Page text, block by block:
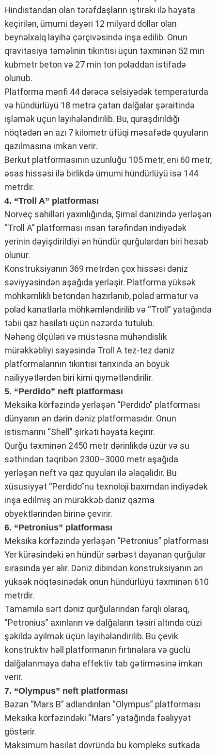
Hindistandan olan tərəfdaşların iştirakı ilə həyata
keçirilən, ümumi dəyəri 12 milyard dollar olan
beynəlxalq layihə çərçivəsində inşa edilib. Onun
qravitasiya təməlinin tikintisi üçün təxminən 52 min
kubmetr beton və 27 min ton poladdan istifadə
olunub.
Platforma mənfi 44 dərəcə selsiyədək temperaturda
və hündürlüyü 18 metrə çatan dalğalar şəraitində
işləmək üçün layihələndirilib. Bu, quraşdırıldığı
nöqtədən ən azı 7 kilometr üfüqi məsafədə quyuların
qazılmasına imkan verir.
Berkut platformasının uzunluğu 105 metr, eni 60 metr,
əsas hissəsi ilə birlikdə ümumi hündürlüyü isə 144
metrdir.
4. “Troll A” platforması
Norveç sahilləri yaxınlığında, Şimal dənizində yerləşən
“Troll A” platforması insan tərəfindən indiyədək
yerinin dəyişdirildiyi ən hündür qurğulardan biri hesab
olunur.
Konstruksiyanın 369 metrdən çox hissəsi dəniz
səviyyəsindən aşağıda yerləşir. Platforma yüksək
möhkəmlikli betondan hazırlanıb, polad armatur və
polad kanatlarla möhkəmləndirilib və “Troll” yatağında
təbii qaz hasilatı üçün nəzərdə tutulub.
Nəhəng ölçüləri və müstəsna mühəndislik
mürəkkəbliyi sayəsində Troll A tez-tez dəniz
platformalarının tikintisi tarixində ən böyük
nailiyyətlərdən biri kimi qiymətləndirilir.
5. “Perdido” neft platforması
Meksika körfəzində yerləşən “Perdido” platforması
dünyanın ən dərin dəniz platformasıdır. Onun
istismarını “Shell” şirkəti həyata keçirir.
Qurğu təxminən 2450 metr dərinlikdə üzür və su
səthindən təqribən 2300–3000 metr aşağıda
yerləşən neft və qaz quyuları ilə əlaqəlidir. Bu
xüsusiyyət “Perdido”nu texnoloji baxımdan indiyədək
inşa edilmiş ən mürəkkəb dəniz qazma
obyektlərindən birinə çevirir.
6. “Petronius” platforması
Meksika körfəzində yerləşən “Petronius” platforması
Yer kürəsindəki ən hündür sərbəst dayanan qurğular
sırasında yer alır. Dəniz dibindən konstruksiyanın ən
yüksək nöqtəsinədək onun hündürlüyü təxminən 610
metrdir.
Tamamilə sərt dəniz qurğularından fərqli olaraq,
“Petronius” axınların və dalğaların təsiri altında cüzi
şəkildə əyilmək üçün layihələndirilib. Bu çevik
konstruktiv həll platformanın fırtınalara və güclü
dalğalanmaya daha effektiv tab gətirməsinə imkan
verir.
7. “Olympus” neft platforması
Bəzən “Mars B” adlandırılan “Olympus” platforması
Meksika körfəzindəki “Mars” yatağında fəaliyyət
göstərir.
Maksimum hasilat dövründə bu kompleks sutkada